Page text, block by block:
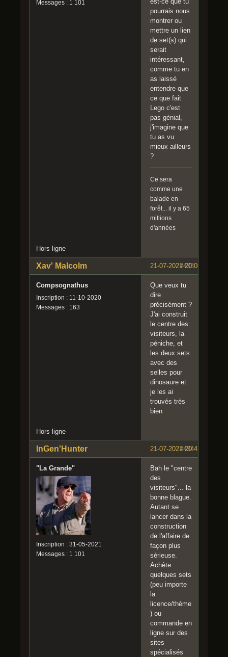
Messages : 1 101
pourrais nous
montrer ou
mettre un lien
de set(s) qui
serait
intéressant,
comme tu en
as laissé
entendre que
ce que fait
Lego c'est
pas génial,
j'imagine que
tu as vu
mieux ailleurs
?
Ce sera
comme une
balade en
forêt... il y a 65
millions
d'années
Hors ligne
#433
21-07-2021 20:06:46
Xav' Malcolm
Compsognathus
Inscription : 11-10-2020
Messages : 163
Que veux tu
dire
précisément ?
J'ai construit
le centre des
visiteurs, la
péniche, et
les deux sets
avec des
selles pour
dinosaure et
je les ai
trouvés très
bien
Hors ligne
#434
21-07-2021 20:41:20
InGen'Hunter
"La Grande"
Inscription : 31-05-2021
Messages : 1 101
Bah le "centre
des
visiteurs"... la
bonne blague.
Autant se
lancer dans la
construction
de l'affaire de
façon plus
sérieuse.
Achète
quelques sets
(peu importe
la
licence/thème
) ou
commande en
ligne sur des
sites
spécialisés